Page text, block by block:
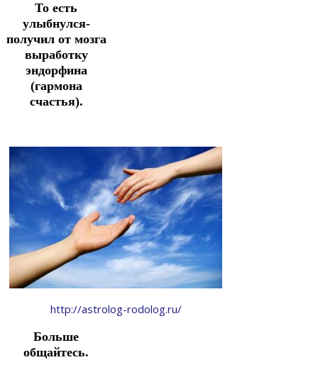
То есть
улыбнулся-
получил от мозга
выработку
эндорфина
(гармона
счастья).
http://astrolog-rodolog.ru/
Больше
общайтесь.